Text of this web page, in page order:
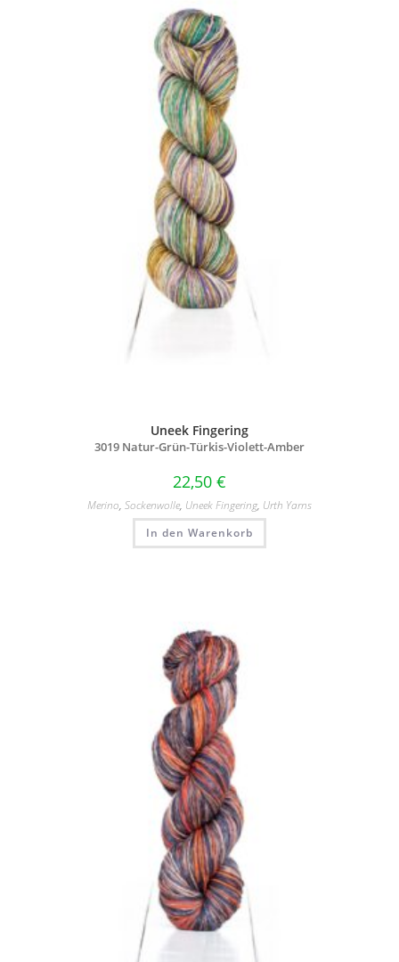
Uneek Fingering
3019 Natur-Grün-Türkis-Violett-Amber
22,50 €
Merino, Sockenwolle, Uneek Fingering, Urth Yarns
In den Warenkorb